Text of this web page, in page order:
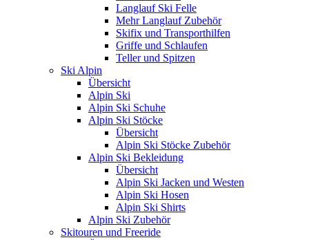
Langlauf Ski Felle
Mehr Langlauf Zubehör
Skifix und Transporthilfen
Griffe und Schlaufen
Teller und Spitzen
Ski Alpin
Übersicht
Alpin Ski
Alpin Ski Schuhe
Alpin Ski Stöcke
Übersicht
Alpin Ski Stöcke Zubehör
Alpin Ski Bekleidung
Übersicht
Alpin Ski Jacken und Westen
Alpin Ski Hosen
Alpin Ski Shirts
Alpin Ski Zubehör
Skitouren und Freeride